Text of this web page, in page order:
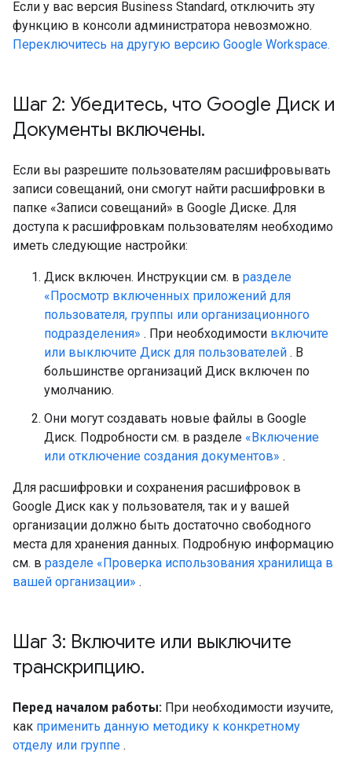
Если у вас версия Business Standard, отключить эту
функцию в консоли администратора невозможно.
Переключитесь на другую версию Google Workspace.
Шаг 2: Убедитесь, что Google Диск и
Документы включены.
Если вы разрешите пользователям расшифровывать
записи совещаний, они смогут найти расшифровки в
папке «Записи совещаний» в Google Диске. Для
доступа к расшифровкам пользователям необходимо
иметь следующие настройки:
Диск включен. Инструкции см. в разделе
«Просмотр включенных приложений для
пользователя, группы или организационного
подразделения» . При необходимости включите
или выключите Диск для пользователей . В
большинстве организаций Диск включен по
умолчанию.
Они могут создавать новые файлы в Google
Диск. Подробности см. в разделе «Включение
или отключение создания документов» .
Для расшифровки и сохранения расшифровок в
Google Диск как у пользователя, так и у вашей
организации должно быть достаточно свободного
места для хранения данных. Подробную информацию
см. в разделе «Проверка использования хранилища в
вашей организации» .
Шаг 3: Включите или выключите
транскрипцию.
Перед началом работы: При необходимости изучите,
как применить данную методику к конкретному
отделу или группе .